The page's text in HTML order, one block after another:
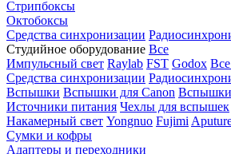
Стрипбоксы
Октобоксы
Средства синхронизации
Студийное оборудование Все
Импульсный свет Raylab FST Godox
Средства синхронизации
Вспышки Вспышки для Canon Вспышки
Источники питания Чехлы для вспышек
Накамерный свет Yongnuo Fujimi
Сумки и кофры
Адаптеры и переходники